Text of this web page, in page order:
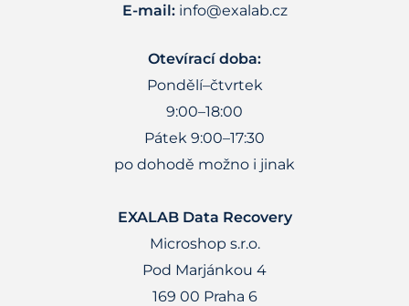
E-mail: info@exalab.cz
Otevírací doba:
Pondělí–čtvrtek
9:00–18:00
Pátek 9:00–17:30
po dohodě možno i jinak
EXALAB Data Recovery
Microshop s.r.o.
Pod Marjánkou 4
169 00 Praha 6